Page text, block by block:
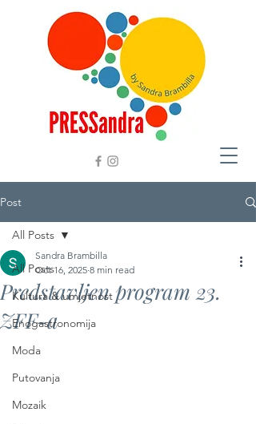
Post
All Posts
Kultura & umjetnost
Enogastronomija
Moda
Putovanja
Mozaik
All Posts
Predstavljen program 23.
ZFF-a
Sandra Brambilla
Oct 16, 2025 8 min read